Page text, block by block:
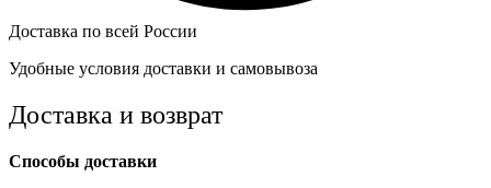
Доставка по всей России
Удобные условия доставки и самовывоза
Доставка и возврат
Способы доставки